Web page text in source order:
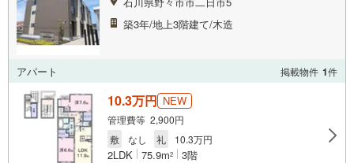
築3年/地上3階建て/木造
アパート 掲載物件 1件
10.3万円 NEW
管理費等 2,900円
敷
なし 礼 10.3万円
2LDK 75.9m2 3階